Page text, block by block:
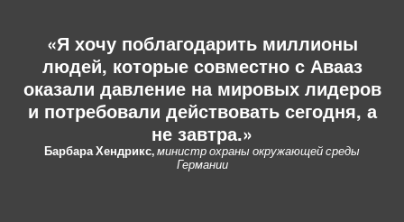
Я хочу поблагодарить миллионы
людей, которые совместно с Авааз
оказали давление на мировых лидеров
и потребовали действовать сегодня, а
не завтра.
Барбара Хендрикс,министр охраны окружающей среды
Германии